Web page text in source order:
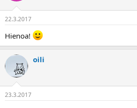
22.3.2017
Hienoa!
oili
23.3.2017